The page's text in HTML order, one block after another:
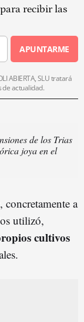
recibir las
APUNTARME
ABIERTA, SLU tratará
de actualidad.
de los Trias
joya en el
concretamente a
utilizó,
cultivos